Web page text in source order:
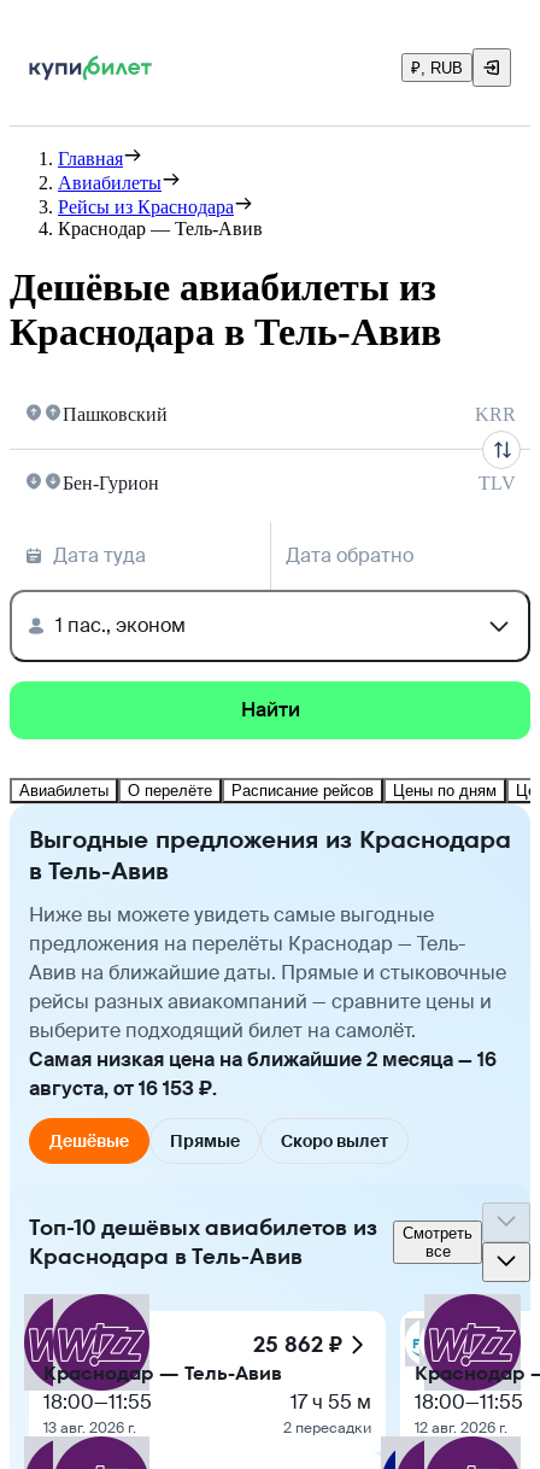
₽, RUB
Главная
Авиабилеты
Рейсы из Краснодара
Краснодар — Тель-Авив
Дешёвые авиабилеты из
Краснодара в Тель-Авив
Пашковский KRR
Бен-Гурион TLV
Дата туда Дата обратно
1 пас., эконом
Найти
Авиабилеты О перелёте Расписание рейсов Цены по дням
Выгодные предложения из Краснодара
в Тель-Авив
Ниже вы можете увидеть самые выгодные
предложения на перелёты Краснодар — Тель-
Авив на ближайшие даты. Прямые и стыковочные
рейсы разных авиакомпаний — сравните цены и
выберите подходящий билет на самолёт.
Самая низкая цена на ближайшие 2 месяца — 16
августа, от 16 153 ₽.
Дешёвые Прямые Скоро вылет
Топ-10 дешёвых авиабилетов из
Краснодара в Тель-Авив
Смотреть
все
25 862 ₽
Краснодар — Тель-Авив
18:00—11:55
13 авг. 2026 г.
17 ч 55 м
2 пересадки
Краснодар
18:00—11:55
12 авг. 2026 г.